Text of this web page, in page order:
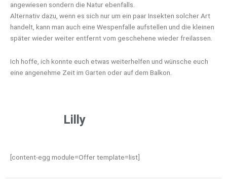
angewiesen sondern die Natur ebenfalls.
Alternativ dazu, wenn es sich nur um ein paar Insekten solcher Art
handelt, kann man auch eine Wespenfalle aufstellen und die kleinen
später wieder weiter entfernt vom geschehene wieder freilassen.
Ich hoffe, ich konnte euch etwas weiterhelfen und wünsche euch
eine angenehme Zeit im Garten oder auf dem Balkon.
Lilly
[content-egg module=Offer template=list]